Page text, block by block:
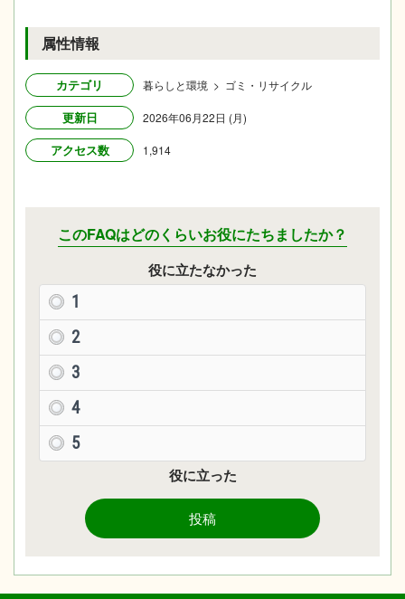
属性情報
カテゴリ 暮らしと環境 > ゴミ・リサイクル
更新日 2026年06月22日 (月)
アクセス数 1,914
このFAQはどのくらいお役にたちましたか？
役に立たなかった
1
2
3
4
5
役に立った
投稿